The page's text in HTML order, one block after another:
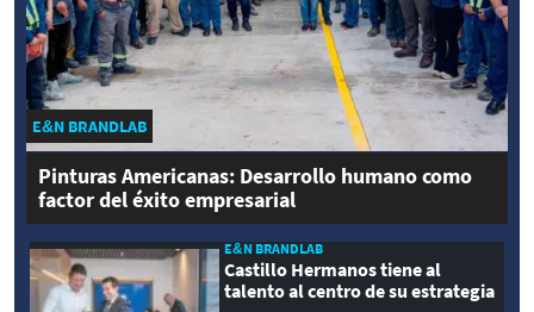
E&N BRANDLAB
Pinturas Americanas: Desarrollo humano como
factor del éxito empresarial
E&N BRANDLAB
Castillo Hermanos tiene al
talento al centro de su estrategia